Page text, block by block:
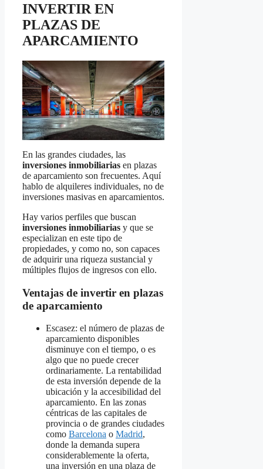
INVERTIR EN
PLAZAS DE
APARCAMIENTO
En las grandes ciudades, las
inversiones inmobiliarias en plazas
de aparcamiento son frecuentes. Aquí
hablo de alquileres individuales, no de
inversiones masivas en aparcamientos.
Hay varios perfiles que buscan
inversiones inmobiliarias y que se
especializan en este tipo de
propiedades, y como no, son capaces
de adquirir una riqueza sustancial y
múltiples flujos de ingresos con ello.
Ventajas de invertir en plazas
de aparcamiento
Escasez: el número de plazas de
aparcamiento disponibles
disminuye con el tiempo, o es
algo que no puede crecer
ordinariamente. La rentabilidad
de esta inversión depende de la
ubicación y la accesibilidad del
aparcamiento. En las zonas
céntricas de las capitales de
provincia o de grandes ciudades
como Barcelona o Madrid,
donde la demanda supera
considerablemente la oferta,
una inversión en una plaza de